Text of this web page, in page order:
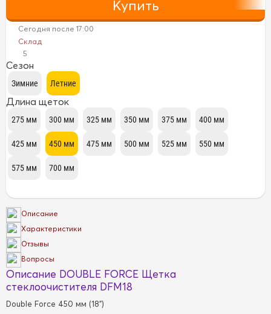
Сегодня после 17:00
Склад
5
Сезон
Длина щеток
Описание
Характеристики
Отзывы
Вопросы
Описание DOUBLE FORCE Щетка
стеклоочистителя DFM18
Double Force 450 мм (18")